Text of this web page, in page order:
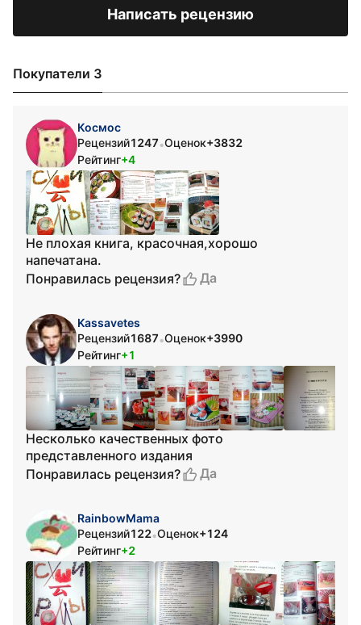
Написать рецензию
Покупатели 3
Космос
Рецензий1247•Оценок+3832
Рейтинг+4
Не плохая книга, красочная,хорошо
напечатана.
Понравилась рецензия?
Да
Kassavetes
Рецензий1687•Оценок+3990
Рейтинг+1
Несколько качественных фото
представленного издания
Понравилась рецензия?
Да
RainbowMama
Рецензий122•Оценок+124
Рейтинг+2